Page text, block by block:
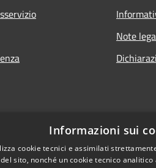
Note
Informazioni sui
cookie tecnici e assimilati
sito, nonché un cookie tecnico